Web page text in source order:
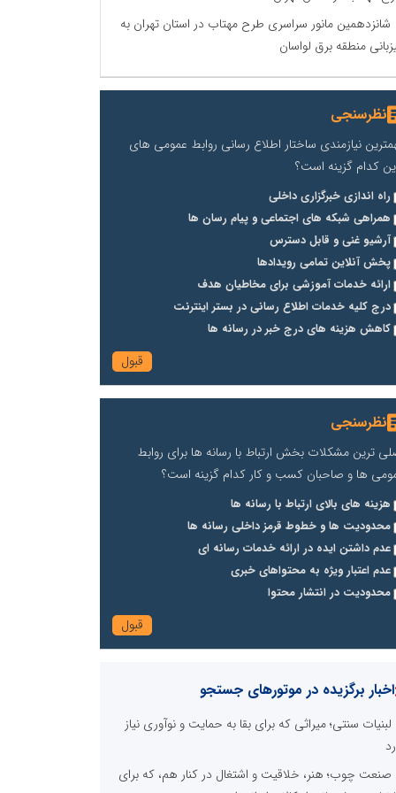
شانزدهمین مانور سراسری طرح مهتاب در استان تهران به
منطقه برق لواسان
نظرسنجی
نیازمندی ساختار اطلاع رسانی روابط عمومی های
کدام گزینه است؟
راه اندازی خبرگزاری داخلی
همراهی شبکه های اجتماعی و پیام رسان ها
آرشیو غنی و قابل دسترس
پخش آنلاین تمامی رویدادها
ارائه خدمات آموزشی برای مخاطیان هدف
درج کلیه خدمات اطلاع رسانی در بستر اینترنت
کاهش هزینه های درج خبر در رسانه ها
نظرسنجی
ترین مشکلات بخش ارتباط با رسانه ها برای روابط
ها و صاحبان کسب و کار کدام گزینه است؟
هزینه های بالای ارتباط با رسانه ها
محدودیت ها و خطوط قرمز داخلی رسانه ها
عدم داشتن ایده در ارائه خدمات رسانه ای
عدم اعتبار ویژه به محتواهای خبری
محدودیت در انتشار محتوا
اخبار برگزیده در موتورهای جستجو
لبنیات سنتی؛ میراثی که برای بقا به حمایت و نوآوری نیاز
صنعت چوب؛ هنر، خلاقیت و اشتغال در کنار هم، که برای